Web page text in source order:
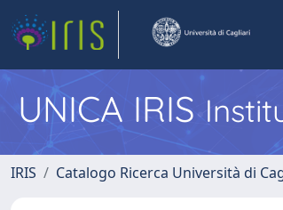
UNICA IRIS
IRIS Catalogo Ricerca Università di